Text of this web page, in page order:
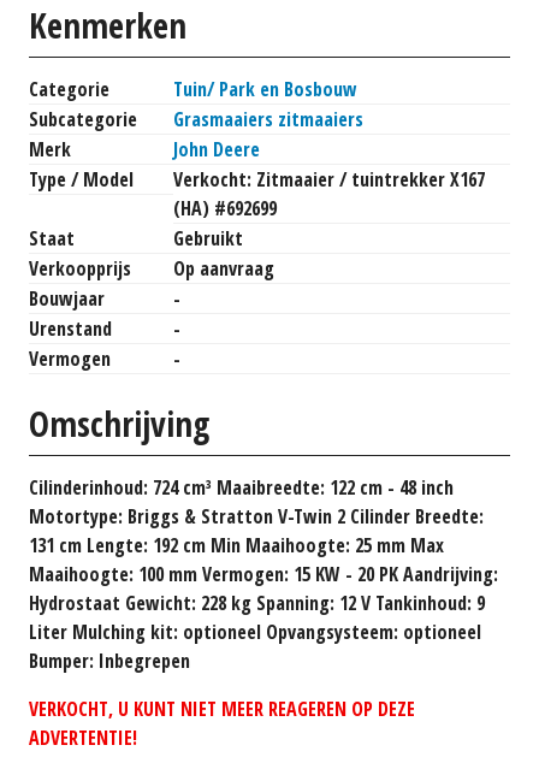
Kenmerken
Categorie
Tuin/ Park en Bosbouw
Subcategorie
Grasmaaiers zitmaaiers
Merk
John Deere
Type / Model
Verkocht: Zitmaaier / tuintrekker X167
(HA) #692699
Staat
Gebruikt
Verkoopprijs
Op aanvraag
Bouwjaar
-
Urenstand
-
Vermogen
-
Omschrijving
Cilinderinhoud: 724 cm³ Maaibreedte: 122 cm - 48 inch
Motortype: Briggs & Stratton V-Twin 2 Cilinder Breedte:
131 cm Lengte: 192 cm Min Maaihoogte: 25 mm Max
Maaihoogte: 100 mm Vermogen: 15 KW - 20 PK Aandrijving:
Hydrostaat Gewicht: 228 kg Spanning: 12 V Tankinhoud: 9
Liter Mulching kit: optioneel Opvangsysteem: optioneel
Bumper: Inbegrepen
VERKOCHT, U KUNT NIET MEER REAGEREN OP DEZE
ADVERTENTIE!